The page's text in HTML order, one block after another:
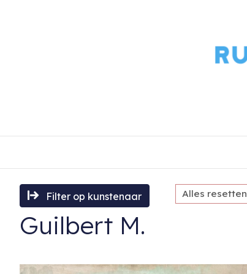
Filter op kunstenaar Alles resetten
Guilbert M.